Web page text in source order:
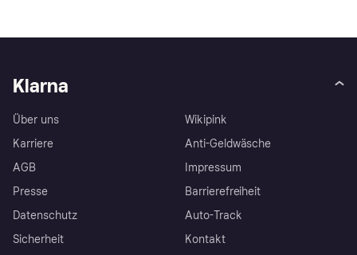
Klarna
Über uns
Karriere
AGB
Presse
Datenschutz
Sicherheit
Wikipink
Anti-Geldwäsche
Impressum
Barrierefreiheit
Auto-Track
Kontakt